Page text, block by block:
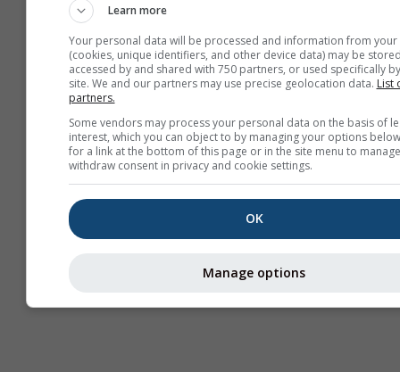
შექმენით ახალი
მეტი ინფორმაცია
Learn more
Your personal data will be processed and information from your
(cookies, unique identifiers, and other device data) may be
accessed by and shared with 750 partners, or used specifically
site. We and our partners may use precise geolocation data. List
partners.
Some vendors may process your personal data on the basis of
interest, which you can object to by managing your options
for a link at the bottom of this page or in the site menu to
withdraw consent in privacy and cookie settings.
OK
Manage options